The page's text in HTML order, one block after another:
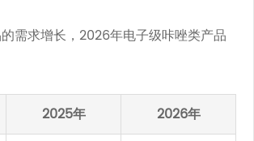
需求增长，2026年电子级咔唑类产品
2025年
2026年